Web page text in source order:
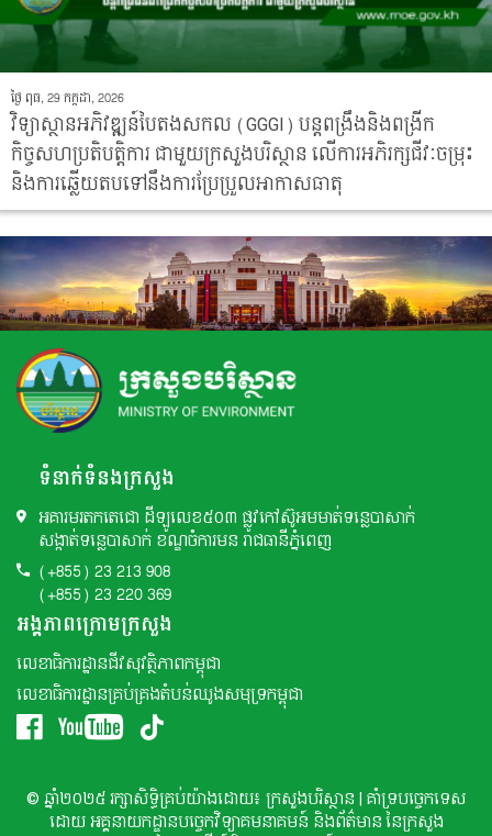
ថ្ងៃ ពុធ, 29 កក្កដា, 2026
វិទ្យាស្ថានអភិវឌ្ឍន៍បៃតងសកល (GGGI) បន្តពង្រឹងនិងពង្រីក
កិច្ចសហប្រតិបត្តិការ ជាមួយក្រសួងបរិស្ថាន លើការអភិរក្សជីវៈចម្រុះ
និងការឆ្លើយតបទៅនឹងការប្រែប្រួលអាកាសធាតុ
ទំនាក់ទំនងក្រសួង
អគារមរតកតេជោ ដីឡូលេខ៥០៣ ផ្លូវកៅស៊ូអមមាត់ទន្លេបាសាក់
សង្កាត់ទន្លេបាសាក់ ខណ្ឌចំការមន រាជធានីភ្នំពេញ
(+855) 23 213 908
(+855) 23 220 369
អង្គភាពក្រោមក្រសួង
លេខាធិការដ្ឋានជីវសុវត្ថិភាពកម្ពុជា
លេខាធិការដ្ឋានគ្រប់គ្រងតំបន់ឈូងសមុទ្រកម្ពុជា
© ឆ្នាំ២០២៥ រក្សាសិទ្ធិគ្រប់យ៉ាងដោយ៖ ក្រសួងបរិស្ថាន | គាំទ្របច្ចេកទេស
ដោយ អគ្គនាយកដ្ឌានបច្ចេកវិទ្យាគមនាគមន៍ និងព័ត៌មាន នៃក្រសួង